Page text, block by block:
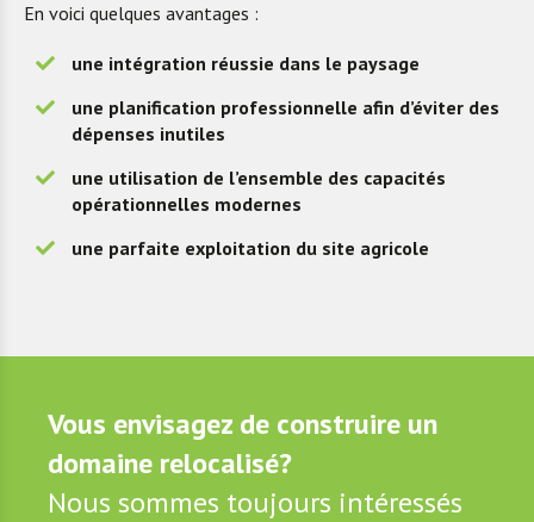
En voici quelques avantages :
une intégration réussie dans le paysage
une planification professionnelle afin d’éviter des
dépenses inutiles
une utilisation de l’ensemble des capacités
opérationnelles modernes
une parfaite exploitation du site agricole
Vous envisagez de construire un
domaine relocalisé?
Nous sommes toujours intéressés